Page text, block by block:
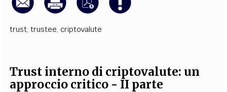
trust,trustee, criptovalute
Trust interno di criptovalute: un
approccio critico - II parte